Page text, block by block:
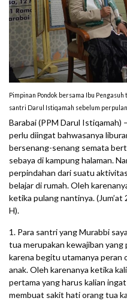
Pimpinan Pondok bersama Ibu
santri Darul Istiqamah sebelum
Barabai (PPM Darul Istiqamah)
perlu diingat bahwasanya
bersenang-senang semata
sebaya di kampung halaman.
perpindahan dari suatu
belajar di rumah. Oleh
ketika pulang nantinya.
H).
1. Para santri yang Murabbi
tua merupakan kewajiban yang
karena begitu utamanya peran
anak. Oleh karenanya ketika
pertama yang harus kalian
membuat sakit hati orang tua